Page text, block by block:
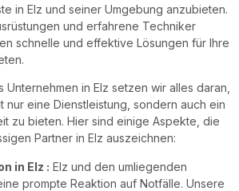
in Elz und seiner Umgebung anzubieten.
und erfahrene Techniker
schnelle und effektive Lösungen für Ihre
in Elz setzen wir alles daran,
nur eine Dienstleistung, sondern auch ein
zu bieten. Hier sind einige Aspekte, die
Partner in Elz auszeichnen:
in Elz : Elz und den umliegenden
prompte Reaktion auf Notfälle. Unsere